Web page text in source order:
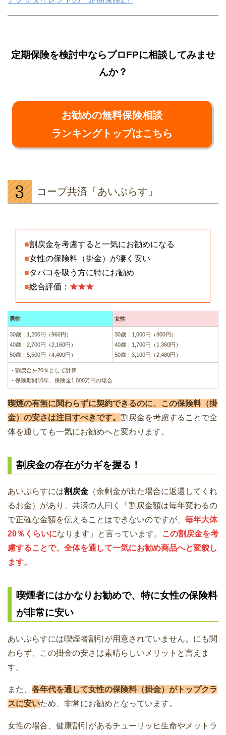
定期保険を検討中ならプロFPに相談してみませ
んか？
お勧めの無料保険相談
ランキングトップはこちら
コープ共済「あいぷらす」
■割戻金を考慮すると一気にお勧めになる
■女性の保険料（掛金）が凄く安い
■タバコを吸う方に特にお勧め
■総合評価： ★★★
男性 女性
30歳：1,200円（960円）
40歳：2,700円（2,160円）
50歳：5,500円（4,400円）
30歳：1,000円（800円）
40歳：1,700円（1,360円）
50歳：3,100円（2,480円）
・割戻金を20％として計算
・保険期間10年、保険金1,000万円の場合
喫煙の有無に関わらずに契約できるのに、この保険料（掛
金）の安さは注目すべきです。 割戻金を考慮することで全
体を通しても一気にお勧めへと変わります。
割戻金の存在がカギを握る！
あいぷらすには割戻金 （余剰金が出た場合に返還してくれ
るお金）があり、共済の人曰く「割戻金額は毎年変わるの
で正確な金額を伝えることはできないのですが、 毎年大体
20％くらいになります」と言っています。
この割戻金を考
慮することで、全体を通して一気にお勧め商品へと変貌し
ます。
喫煙者にはかなりお勧めで、特に女性の保険料
が非常に安い
あいぷらすには喫煙者割引が用意されていません。にも関
わらず、この掛金の安さは素晴らしいメリットと言えま
す。
また、 各年代を通して女性の保険料（掛金）がトップクラ
スに安いため、非常にお勧めとなっています。
女性の場合、健康割引があるチューリッヒ生命やメットラ